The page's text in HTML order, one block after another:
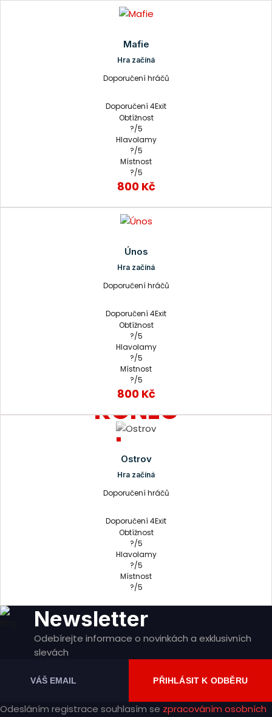
Mafie
Hra začíná
Doporučení hráčů
Doporučení 4Exit
Obtížnost
?/5
Hlavolamy
?/5
Místnost
?/5
800 Kč
Únos
Hra začíná
Doporučení hráčů
Doporučení 4Exit
Obtížnost
?/5
Hlavolamy
?/5
Místnost
?/5
800 Kč
KONEC
hry
Ostrov
Hra začíná
Doporučení hráčů
Doporučení 4Exit
Obtížnost
?/5
Hlavolamy
?/5
Místnost
?/5
Newsletter
Odebírejte informace o novinkách a exklusivních
slevách
PŘIHLÁSIT K ODBĚRU
Odesláním registrace souhlasím se zpracováním osobních